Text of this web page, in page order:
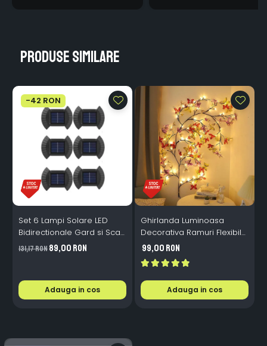
Produse similare
-42 RON
Set 6 Lampi Solare LED
Bidirectionale Gard si Scari
- 200mAh, IP65, Alb Cald,
Senzor Automat
131,17 RON89,00 RON
Adauga in cos
Ghirlanda Luminoasa
Decorativa Ramuri Flexibile
1.6m 72 LED USB
Telecomanda
99,00 RON
Adauga in cos